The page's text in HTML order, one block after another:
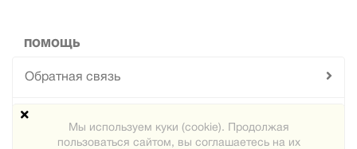
ПОМОЩЬ
Обратная связь
Техподдержка
Мы используем куки (cookie). Продолжая
пользоваться сайтом, вы соглашаетесь на их